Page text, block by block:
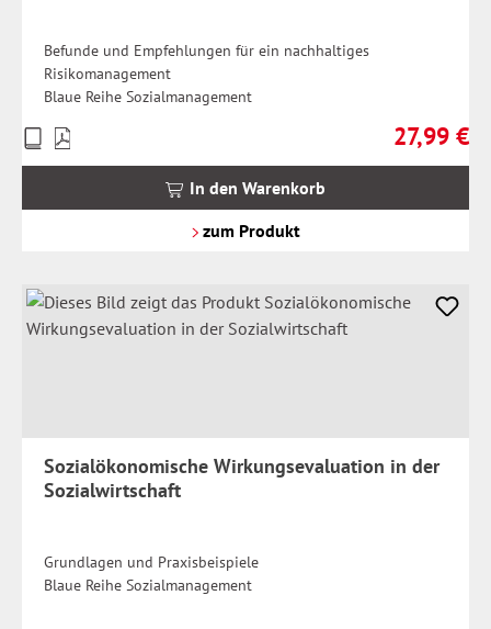
Befunde und Empfehlungen für ein nachhaltiges
Risikomanagement
Blaue Reihe Sozialmanagement
Regulärer
27,99 €
Preise
inkl.
In den Warenkorb
zum Produkt
Sozialökonomische Wirkungsevaluation in der
Sozialwirtschaft
Grundlagen und Praxisbeispiele
Blaue Reihe Sozialmanagement